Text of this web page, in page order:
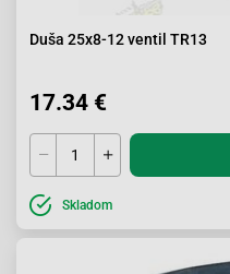
Duša 25x8-12 ventil TR13
17.34 €
Skladom